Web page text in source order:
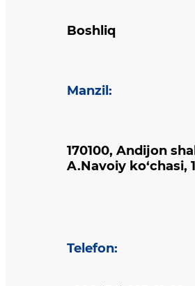
Boshliq
Manzil :
170100, Andijon
A.Navoiy ko‘chasi,
Telefon: